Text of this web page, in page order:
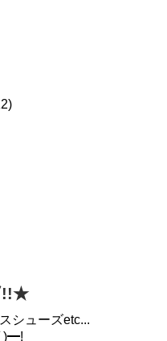
!!★
シューズetc...
)━!